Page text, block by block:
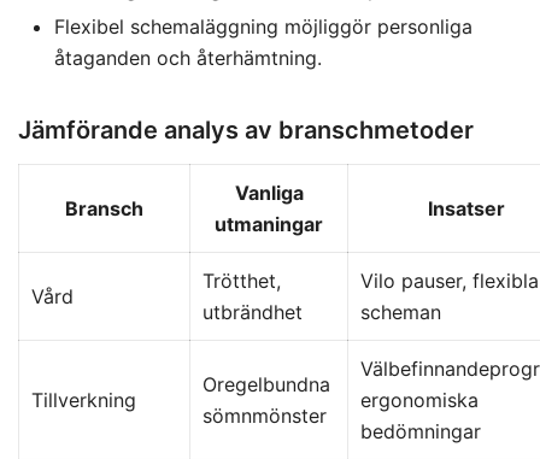
Flexibel schemaläggning möjliggör personliga
åtaganden och återhämtning.
Jämförande analys av branschmetoder
Bransch
Vanliga
utmaningar
Insatser
Vård
Trötthet,
utbrändhet
Vilo pauser, flexibla
scheman
Tillverkning
Oregelbundna
sömnmönster
ergonomiska
bedömningar